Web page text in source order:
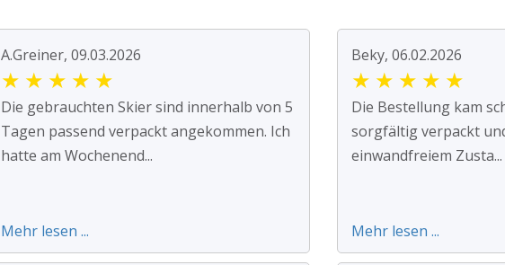
A.Greiner, 09.03.2026
★ ★ ★ ★ ★
Die gebrauchten Skier sind innerhalb von 5
Tagen passend verpackt angekommen. Ich
hatte am Wochenend...
Mehr lesen ...
Beky, 06.02.2026
★ ★ ★ ★ ★
Die Bestellung kam
sorgfältig verpackt
einwandfreiem Zusta...
Mehr lesen ...